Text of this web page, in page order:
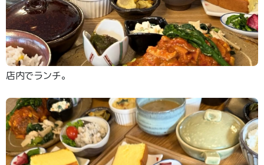
店内でランチ。